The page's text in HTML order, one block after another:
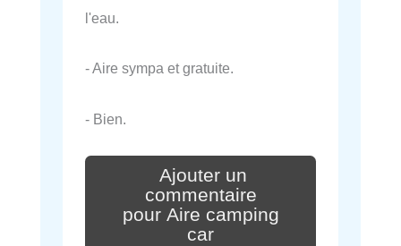
l'eau.
- Aire sympa et gratuite.
- Bien.
Ajouter un
commentaire
pour Aire camping
car